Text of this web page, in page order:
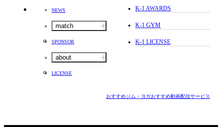
NEWS
match
SPONSOR
about
LICENSE
K-1 AWARDS
K-1 GYM
K-1 LICENSE
おすすめジム・ヨガおすすめ動画配信サービス